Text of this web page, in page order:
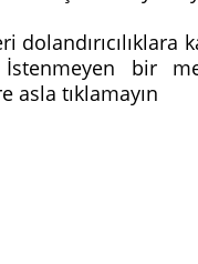
bir
asla tıklamayın